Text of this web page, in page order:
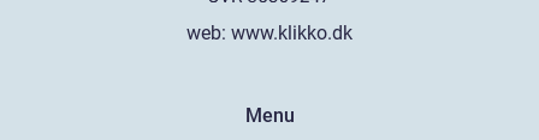
web: www.klikko.dk
Menu